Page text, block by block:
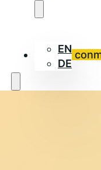
EN
DE
Trabaja